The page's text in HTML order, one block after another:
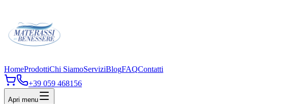
HomeProdottiChi SiamoServiziBlogFAQContatti
+39 059 468156
Apri menu